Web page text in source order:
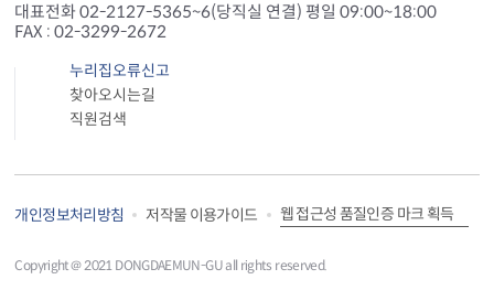
대표전화 02-2127-5365~6(당직실 연결) 평일 09:00~18:00
FAX : 02-3299-2672
누리집오류신고
찾아오시는길
직원검색
개인정보처리방침 저작물 이용가이드 웹 접근성 품질인증 마크 획득
Copyright＠ 2021 DONGDAEMUN-GU all rights reserved.